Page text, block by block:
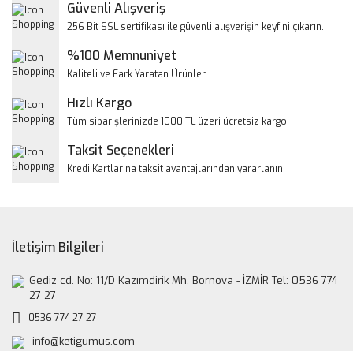
Yorum Yaz
Ürün resmi kalitesiz, bozuk veya görüntülenemiyor.
Ürün bilgilerinde hatalar bulunuyor.
Bu ürüne benzer farklı alternatifler olmalı.
Güvenli Alışveriş
256 Bit SSL sertifikası ile güvenli alışverişin keyfini çıkarın.
%100 Memnuniyet
Kaliteli ve Fark Yaratan Ürünler
Hızlı Kargo
Tüm siparişlerinizde 1000 TL üzeri ücretsiz kargo
Taksit Seçenekleri
Kredi Kartlarına taksit avantajlarından yararlanın.
İletişim Bilgileri
Gediz cd. No: 11/D Kazımdirik Mh. Bornova - İZMİR Tel: 0536 774
27 27
0536 774 27 27
info@ketigumus.com